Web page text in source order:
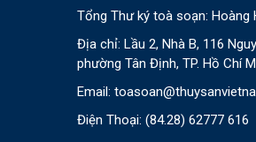
Tổng Thư ký toà soạn: Hoàng
Địa chỉ: Lầu 2, Nhà B, 116
phường Tân Định, TP. Hồ Chí
Email:
Điện Thoại: (84.28) 62777 616